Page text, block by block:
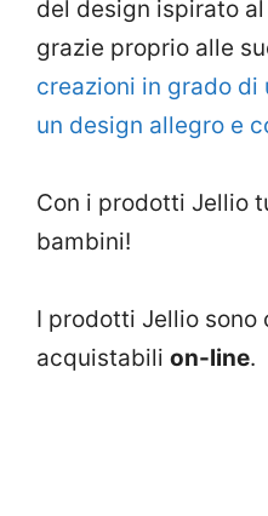
del design ispirato
grazie proprio alle
creazioni in grado di
un design allegro e
Con i prodotti Jellio
bambini!
I prodotti Jellio sono
acquistabili on-line.